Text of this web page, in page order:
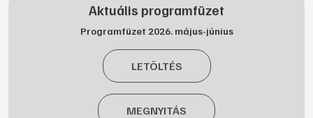
Aktuális programfüzet
Programfüzet 2026. május-június
LETÖLTÉS
MEGNYITÁS